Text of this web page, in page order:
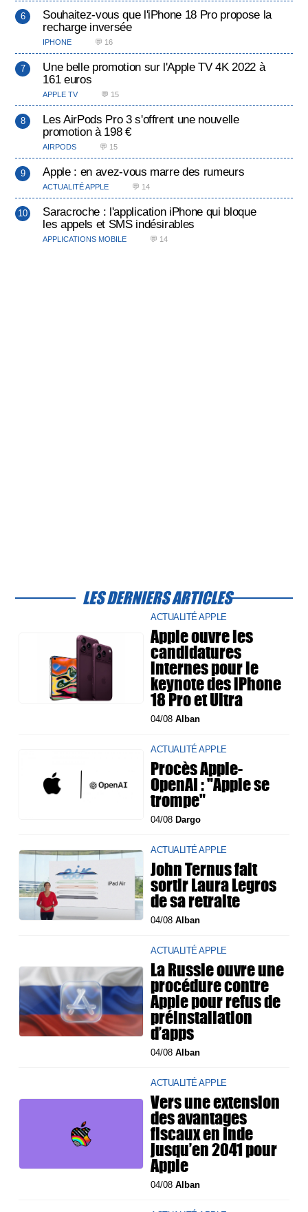
Souhaitez-vous que l'iPhone 18 Pro propose la
recharge inversée
IPHONE 💬 16
Une belle promotion sur l'Apple TV 4K 2022 à
161 euros
APPLE TV 💬 15
Les AirPods Pro 3 s'offrent une nouvelle
promotion à 198 €
AIRPODS 💬 15
Apple : en avez-vous marre des rumeurs
ACTUALITÉ APPLE 💬 14
Saracroche : l'application iPhone qui bloque
les appels et SMS indésirables
APPLICATIONS MOBILE 💬 14
LES DERNIERS ARTICLES
ACTUALITÉ APPLE
Apple ouvre les
candidatures
internes pour le
keynote des iPhone
18 Pro et Ultra
04/08Alban
ACTUALITÉ APPLE
Procès Apple-
OpenAI : "Apple se
trompe"
04/08 Dargo
ACTUALITÉ APPLE
John Ternus fait
sortir Laura Legros
de sa retraite
04/08Alban
ACTUALITÉ APPLE
La Russie ouvre une
procédure contre
Apple pour refus de
préinstallation
d’apps
04/08Alban
ACTUALITÉ APPLE
Vers une extension
des avantages
fiscaux en Inde
jusqu’en 2041 pour
Apple
04/08Alban